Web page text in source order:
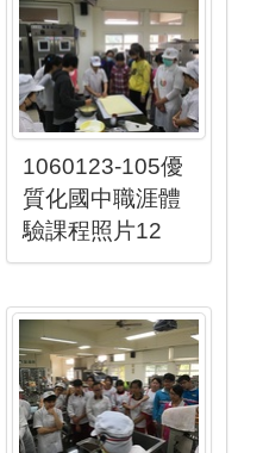
1060123-105優
質化國中職涯體
驗課程照片12